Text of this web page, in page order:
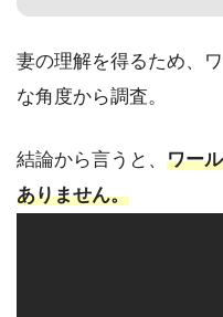
妻の理解を得るため、
な角度から調査。
結論から言うと、 ワー
ありません。